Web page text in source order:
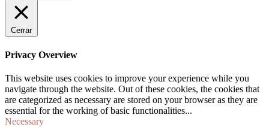
Cerrar
Privacy Overview
This website uses cookies to improve your experience while you
navigate through the website. Out of these cookies, the cookies that
are categorized as necessary are stored on your browser as they are
essential for the working of basic functionalities...
Necessary